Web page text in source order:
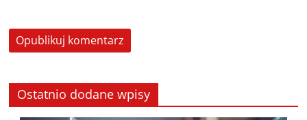
Ostatnio dodane wpisy